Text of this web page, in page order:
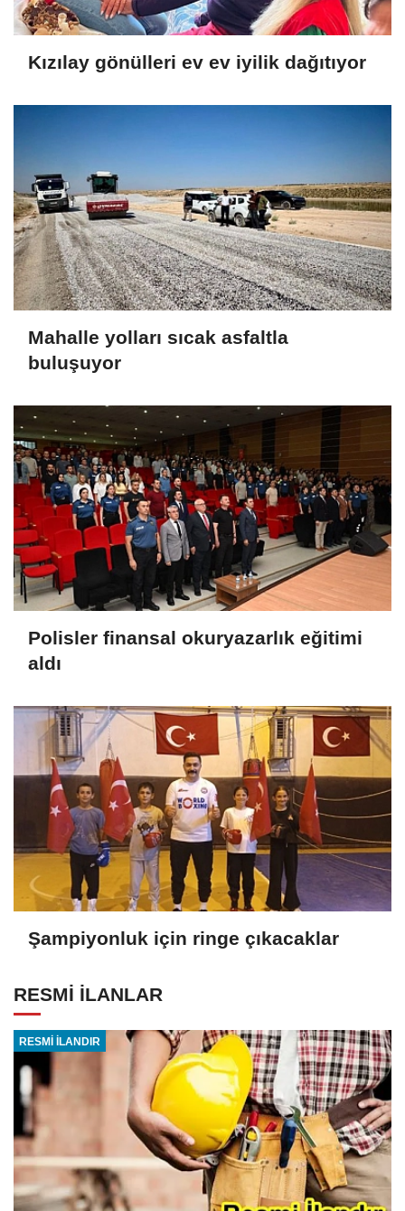
Kızılay gönülleri ev ev iyilik dağıtıyor
Mahalle yolları sıcak asfaltla
buluşuyor
Polisler finansal okuryazarlık eğitimi
aldı
Şampiyonluk için ringe çıkacaklar
RESMİ İLANLAR
RESMİ İLANDIR